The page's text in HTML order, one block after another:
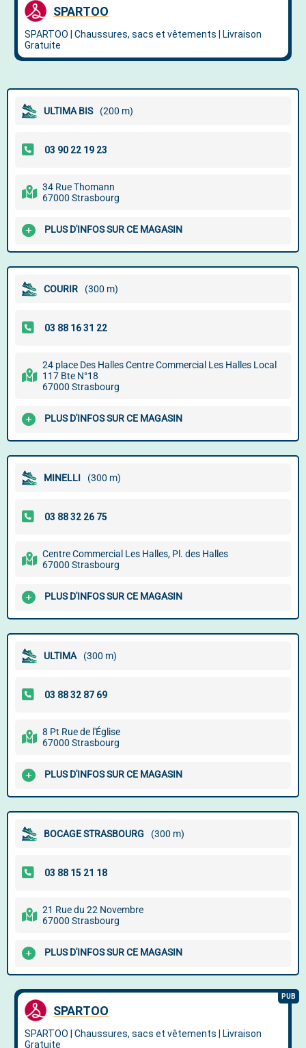
ULTIMA BIS (200 m)
34 Rue Thomann
67000 Strasbourg
PLUS D'INFOS SUR CE MAGASIN
COURIR (300 m)
24 place Des Halles Centre Commercial Les Halles Local
117 Bte N°18
67000 Strasbourg
PLUS D'INFOS SUR CE MAGASIN
MINELLI (300 m)
Centre Commercial Les Halles, Pl. des Halles
67000 Strasbourg
PLUS D'INFOS SUR CE MAGASIN
ULTIMA (300 m)
8 Pt Rue de l'Église
67000 Strasbourg
PLUS D'INFOS SUR CE MAGASIN
BOCAGE STRASBOURG (300 m)
21 Rue du 22 Novembre
67000 Strasbourg
PLUS D'INFOS SUR CE MAGASIN